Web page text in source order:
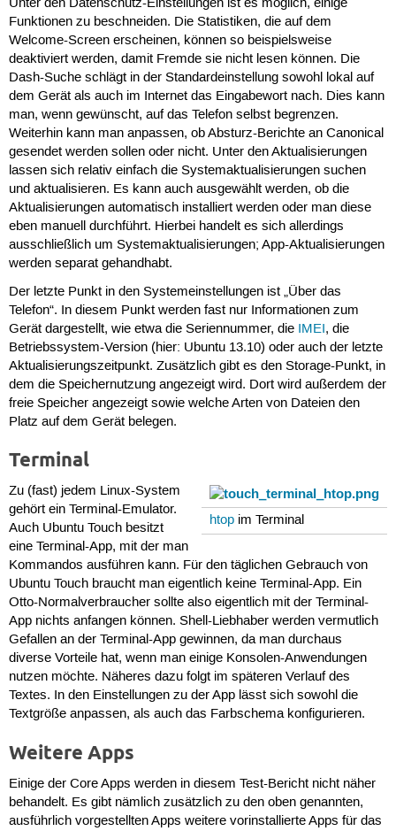
Unter den Datenschutz-Einstellungen ist es möglich, einige
Funktionen zu beschneiden. Die Statistiken, die auf dem
Welcome-Screen erscheinen, können so beispielsweise
deaktiviert werden, damit Fremde sie nicht lesen können. Die
Dash-Suche schlägt in der Standardeinstellung sowohl lokal auf
dem Gerät als auch im Internet das Eingabewort nach. Dies kann
man, wenn gewünscht, auf das Telefon selbst begrenzen.
Weiterhin kann man anpassen, ob Absturz-Berichte an Canonical
gesendet werden sollen oder nicht. Unter den Aktualisierungen
lassen sich relativ einfach die Systemaktualisierungen suchen
und aktualisieren. Es kann auch ausgewählt werden, ob die
Aktualisierungen automatisch installiert werden oder man diese
eben manuell durchführt. Hierbei handelt es sich allerdings
ausschließlich um Systemaktualisierungen; App-Aktualisierungen
werden separat gehandhabt.
Der letzte Punkt in den Systemeinstellungen ist „Über das
Telefon“. In diesem Punkt werden fast nur Informationen zum
Gerät dargestellt, wie etwa die Seriennummer, die IMEI, die
Betriebssystem-Version (hier: Ubuntu 13.10) oder auch der letzte
Aktualisierungszeitpunkt. Zusätzlich gibt es den Storage-Punkt, in
dem die Speichernutzung angezeigt wird. Dort wird außerdem der
freie Speicher angezeigt sowie welche Arten von Dateien den
Platz auf dem Gerät belegen.
Terminal
htop im Terminal
Zu (fast) jedem Linux-System
gehört ein Terminal-Emulator.
Auch Ubuntu Touch besitzt
eine Terminal-App, mit der man
Kommandos ausführen kann. Für den täglichen Gebrauch von
Ubuntu Touch braucht man eigentlich keine Terminal-App. Ein
Otto-Normalverbraucher sollte also eigentlich mit der Terminal-
App nichts anfangen können. Shell-Liebhaber werden vermutlich
Gefallen an der Terminal-App gewinnen, da man durchaus
diverse Vorteile hat, wenn man einige Konsolen-Anwendungen
nutzen möchte. Näheres dazu folgt im späteren Verlauf des
Textes. In den Einstellungen zu der App lässt sich sowohl die
Textgröße anpassen, als auch das Farbschema konfigurieren.
Weitere Apps
Einige der Core Apps werden in diesem Test-Bericht nicht näher
behandelt. Es gibt nämlich zusätzlich zu den oben genannten,
ausführlich vorgestellten Apps weitere vorinstallierte Apps für das